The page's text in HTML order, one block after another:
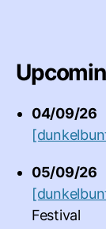
04/09/26
05/09/26
Festival